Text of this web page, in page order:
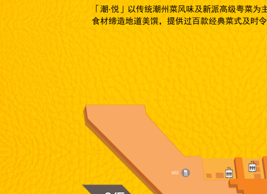
「潮‧悦」以传统潮州菜风味及新派高级粤菜为
食材缔造地道美馔，提供过百款经典菜式及时